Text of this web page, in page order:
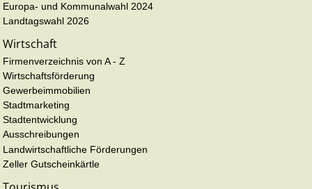
Europa- und Kommunalwahl 2024
Landtagswahl 2026
Wirtschaft
Firmenverzeichnis von A - Z
Wirtschaftsförderung
Gewerbeimmobilien
Stadtmarketing
Stadtentwicklung
Ausschreibungen
Landwirtschaftliche Förderungen
Zeller Gutscheinkärtle